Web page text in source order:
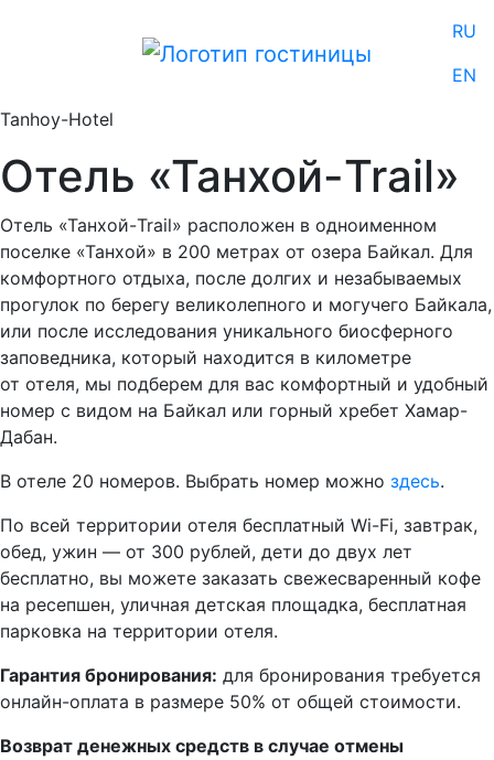
RU
EN
Tanhoy-Hotel
Отель «Танхой-Trail»
Отель «Танхой-Trail» расположен в одноименном
поселке «Танхой» в 200 метрах от озера Байкал. Для
комфортного отдыха, после долгих и незабываемых
прогулок по берегу великолепного и могучего Байкала,
или после исследования уникального биосферного
заповедника, который находится в километре
от отеля, мы подберем для вас комфортный и удобный
номер с видом на Байкал или горный хребет Хамар-
Дабан.
В отеле 20 номеров. Выбрать номер можно здесь.
По всей территории отеля бесплатный Wi-Fi, завтрак,
обед, ужин — от 300 рублей, дети до двух лет
бесплатно, вы можете заказать свежесваренный кофе
на ресепшен, уличная детская площадка, бесплатная
парковка на территории отеля.
Гарантия бронирования: для бронирования требуется
онлайн-оплата в размере 50% от общей стоимости.
Возврат денежных средств в случае отмены